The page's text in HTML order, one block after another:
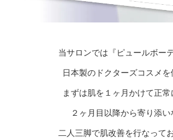
当サロンでは『ピュールボー
日本製のドクターズコスメを
まずは肌を１ヶ月かけて正常
２ヶ月目以降から寄り添い
二人三脚で肌改善を行なって